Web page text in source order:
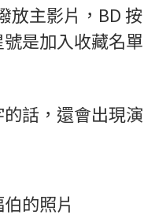
放主影片，BD 按
是加入收藏名單
話，還會出現演
的照片